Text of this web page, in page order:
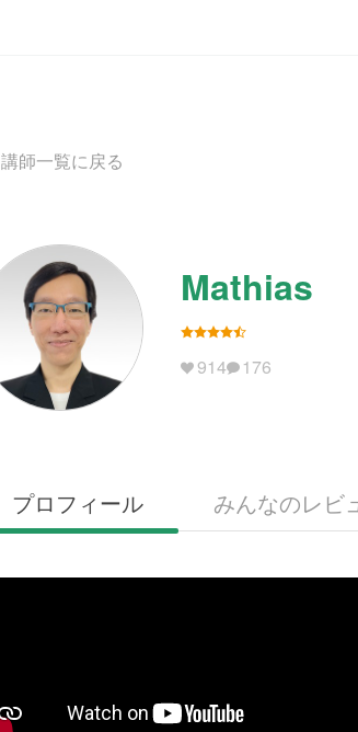
講師一覧に戻る
Mathias
914 176
プロフィール みんなのレビ